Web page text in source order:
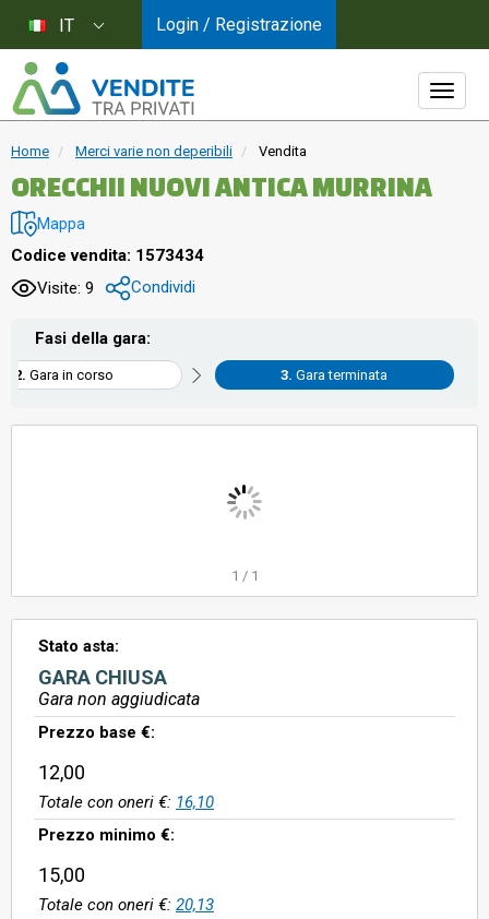
Home Merci varie non deperibili Vendita
ORECCHII NUOVI ANTICA MURRINA
Mappa
Codice vendita: 1573434
Visite: 9
Condividi
Fasi della gara:
Gara in corso Gara terminata
1 / 1
Stato asta:
GARA CHIUSA
Gara non aggiudicata
Prezzo base €:
12,00
Totale con oneri €: 16,10
Prezzo minimo €:
15,00
Totale con oneri €: 20,13
IT Login / Registrazione